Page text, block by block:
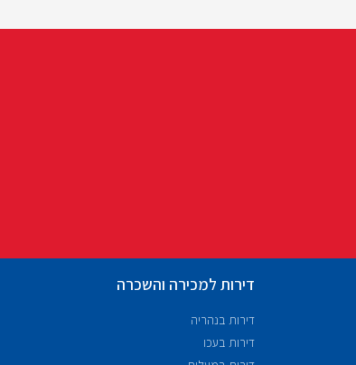
דירות למכירה והשכרה
דירות בנהריה
דירות בעכו